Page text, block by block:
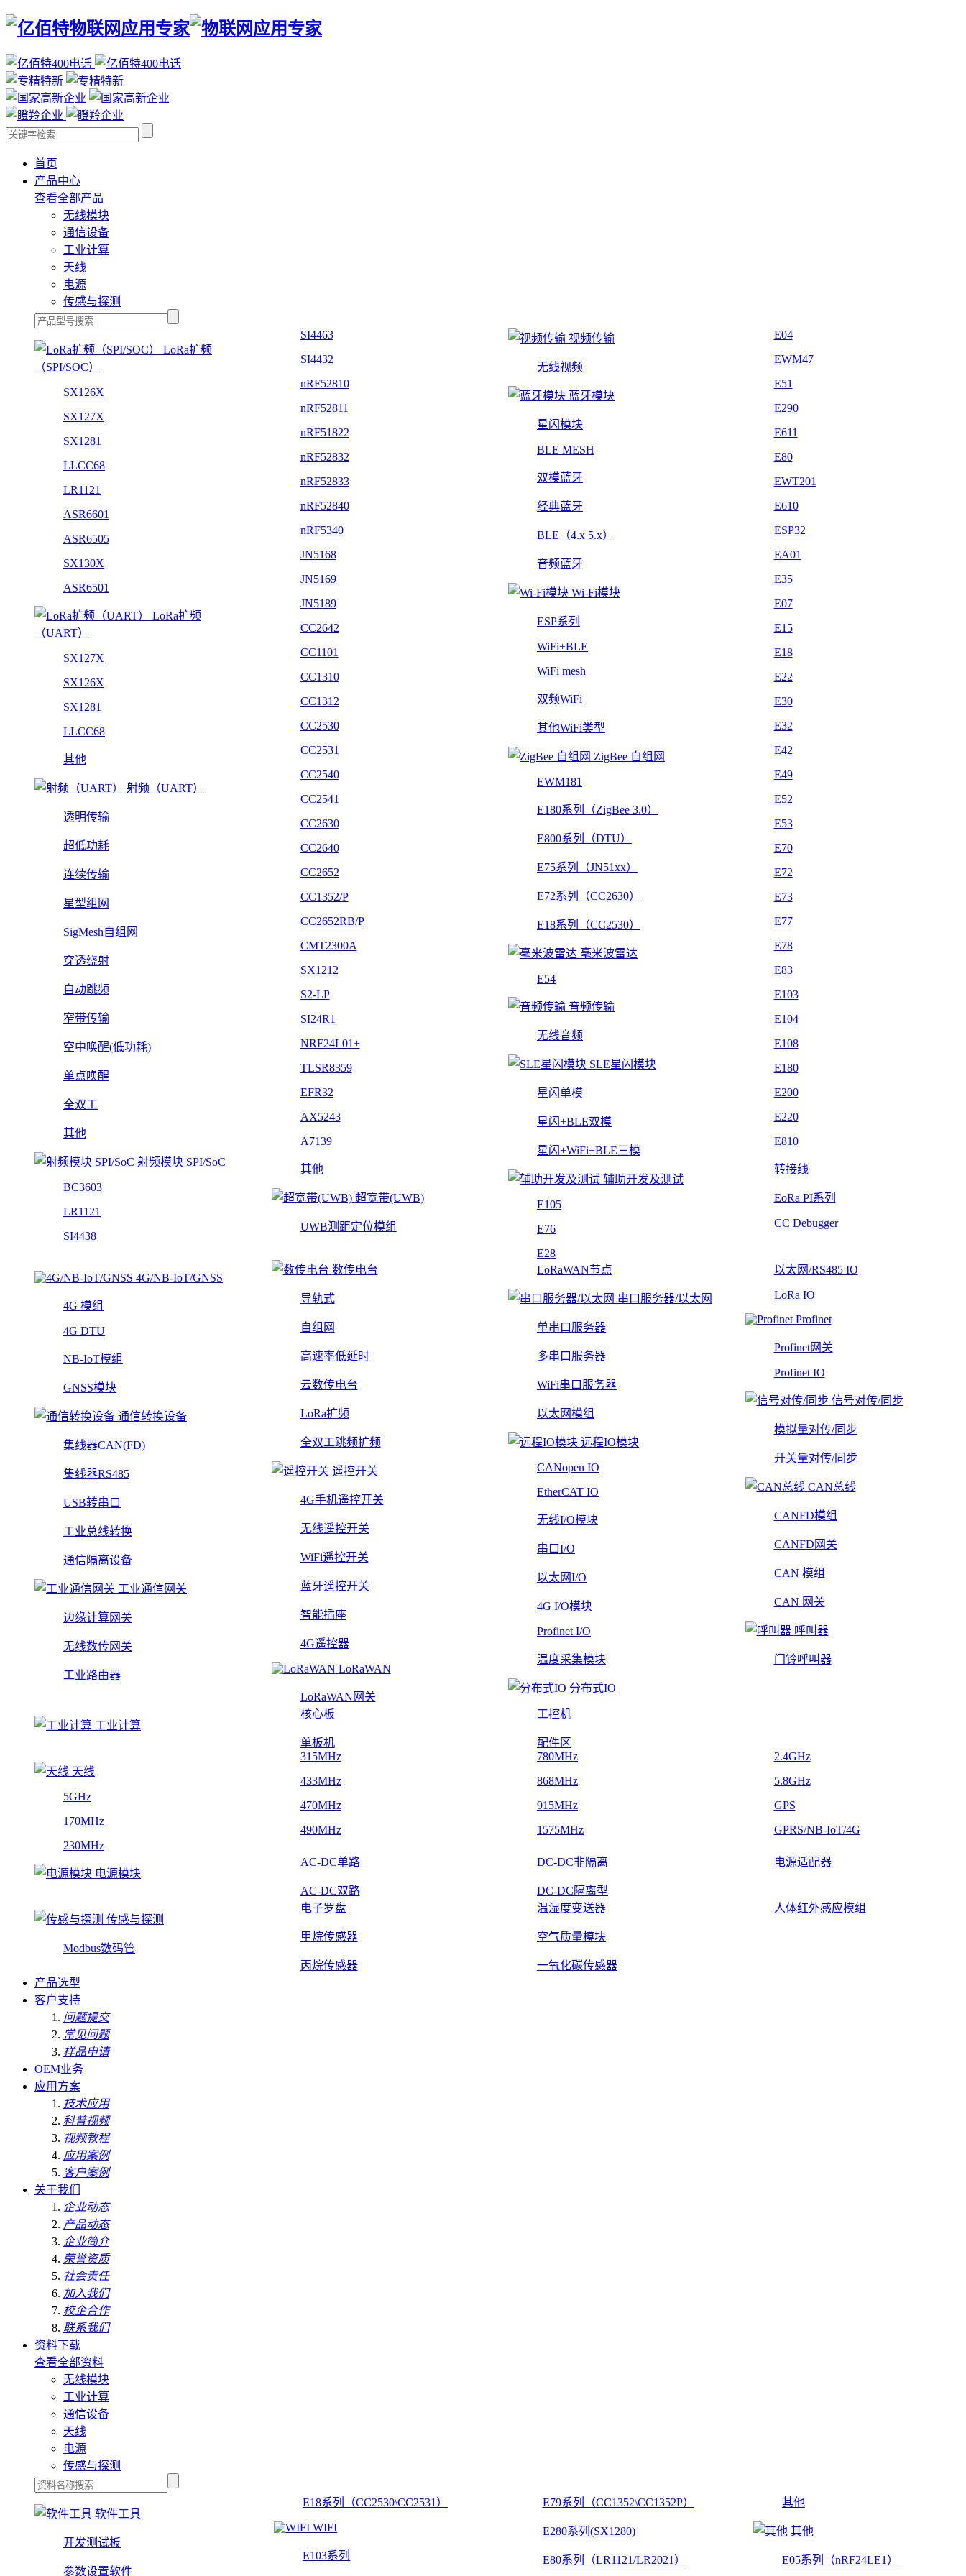
首页
产品中心
查看全部产品
无线模块
通信设备
工业计算
天线
电源
传感与探测
LoRa扩频
（SPI/SOC）
SX126X
SX127X
SX1281
LLCC68
LR1121
ASR6601
ASR6505
SX130X
ASR6501
LoRa扩频
（UART）
SX127X
SX126X
SX1281
LLCC68
其他
射频（UART）
透明传输
超低功耗
连续传输
星型组网
SigMesh自组网
穿透绕射
自动跳频
窄带传输
空中唤醒(低功耗)
单点唤醒
全双工
其他
射频模块 SPI/SoC
BC3603
LR1121
SI4438
SI4463
SI4432
nRF52810
nRF52811
nRF51822
nRF52832
nRF52833
nRF52840
nRF5340
JN5168
JN5169
JN5189
CC2642
CC1101
CC1310
CC1312
CC2530
CC2531
CC2540
CC2541
CC2630
CC2640
CC2652
CC1352/P
CC2652RB/P
CMT2300A
SX1212
S2-LP
SI24R1
NRF24L01+
TLSR8359
EFR32
AX5243
A7139
其他
超宽带(UWB)
UWB测距定位模组
视频传输
无线视频
蓝牙模块
星闪模块
BLE MESH
双模蓝牙
经典蓝牙
BLE（4.x 5.x）
音频蓝牙
Wi-Fi模块
ESP系列
WiFi+BLE
WiFi mesh
双频WiFi
其他WiFi类型
ZigBee 自组网
EWM181
E180系列（ZigBee 3.0）
E800系列（DTU）
E75系列（JN51xx）
E72系列（CC2630）
E18系列（CC2530）
毫米波雷达
E54
音频传输
无线音频
SLE星闪模块
星闪单模
星闪+BLE双模
星闪+WiFi+BLE三模
辅助开发及测试
E105
E76
E28
E04
EWM47
E51
E290
E611
E80
EWT201
E610
ESP32
EA01
E35
E07
E15
E18
E22
E30
E32
E42
E49
E52
E53
E70
E72
E73
E77
E78
E83
E103
E104
E108
E180
E200
E220
E810
转接线
EoRa PI系列
CC Debugger
4G/NB-IoT/GNSS
4G 模组
4G DTU
NB-IoT模组
GNSS模块
通信转换设备
集线器CAN(FD)
集线器RS485
USB转串口
工业总线转换
通信隔离设备
工业通信网关
边缘计算网关
无线数传网关
工业路由器
数传电台
导轨式
自组网
高速率低延时
云数传电台
LoRa扩频
全双工跳频扩频
遥控开关
4G手机遥控开关
无线遥控开关
WiFi遥控开关
蓝牙遥控开关
智能插座
4G遥控器
LoRaWAN
LoRaWAN网关
LoRaWAN节点
串口服务器/以太网
单串口服务器
多串口服务器
WiFi串口服务器
以太网模组
远程IO模块
CANopen IO
EtherCAT IO
无线I/O模块
串口I/O
以太网I/O
4G I/O模块
Profinet I/O
温度采集模块
分布式IO
以太网/RS485 IO
LoRa IO
Profinet
Profinet网关
Profinet IO
信号对传/同步
模拟量对传/同步
开关量对传/同步
CAN总线
CANFD模组
CANFD网关
CAN 模组
CAN 网关
呼叫器
门铃呼叫器
工业计算
核心板
单板机
工控机
配件区
天线
5GHz
170MHz
230MHz
315MHz
433MHz
470MHz
490MHz
780MHz
868MHz
915MHz
1575MHz
2.4GHz
5.8GHz
GPS
GPRS/NB-IoT/4G
电源模块
AC-DC单路
AC-DC双路
DC-DC非隔离
DC-DC隔离型
电源适配器
传感与探测
Modbus数码管
电子罗盘
甲烷传感器
丙烷传感器
温湿度变送器
空气质量模块
一氧化碳传感器
人体红外感应模组
产品选型
客户支持
问题提交
常见问题
样品申请
OEM业务
应用方案
技术应用
科普视频
视频教程
应用案例
客户案例
关于我们
企业动态
产品动态
企业简介
荣誉资质
社会责任
加入我们
校企合作
联系我们
资料下载
查看全部资料
无线模块
工业计算
通信设备
天线
电源
传感与探测
软件工具
开发测试板
参数设置软件
E18系列（CC2530\CC2531）
WIFI
E103系列
E79系列（CC1352\CC1352P）
E280系列(SX1280)
E80系列（LR1121/LR2021）
其他
其他
E05系列（nRF24LE1）